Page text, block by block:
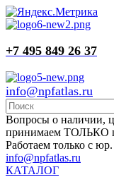
+7 495 849 26 37
info@npfatlas.ru
Вопросы о наличии,
принимаем ТОЛЬКО
Работаем только с
info@npfatlas.ru
КАТАЛОГ